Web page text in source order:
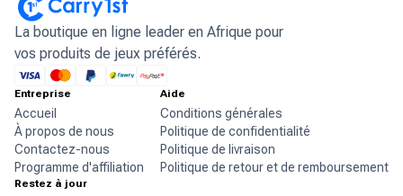
La boutique en ligne leader en Afrique pour
vos produits de jeux préférés.
Entreprise
Accueil
À propos de nous
Contactez-nous
Programme d'affiliation
Aide
Conditions générales
Politique de confidentialité
Politique de livraison
Politique de retour et de remboursement
Restez à jour